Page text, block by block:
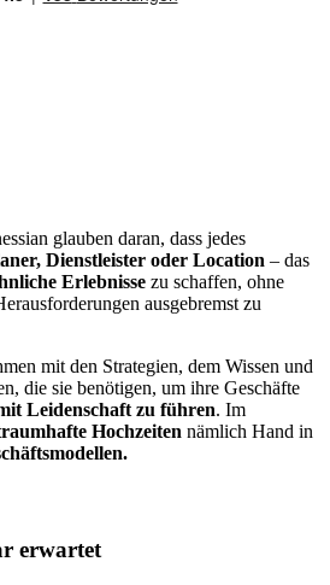
glauben daran, dass jedes
Dienstleister oder Location – das
Erlebnisse zu schaffen, ohne
ausgebremst zu
mit den Strategien, dem Wissen und
die sie benötigen, um ihre Geschäfte
Leidenschaft zu führen. Im
Hochzeiten nämlich Hand in
erwartet